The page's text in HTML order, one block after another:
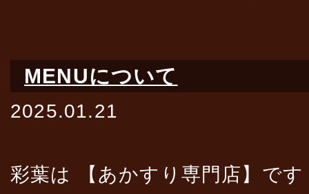
MENUについて
2025.01.21
彩葉は 【あかすり専門店】です